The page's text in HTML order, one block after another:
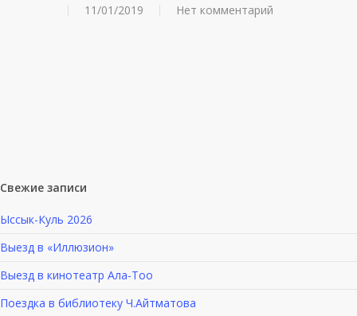
11/01/2019 Нет комментарий
Свежие записи
Ыссык-Куль 2026
Выезд в «Иллюзион»
Выезд в кинотеатр Ала-Тоо
Поездка в библиотеку Ч.Айтматова